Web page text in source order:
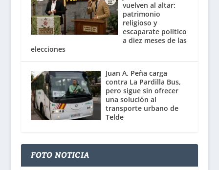
vuelven al altar:
patrimonio
religioso y
escaparate político
a diez meses de las
elecciones
Juan A. Peña carga
contra La Pardilla Bus,
pero sigue sin ofrecer
una solución al
transporte urbano de
Telde
FOTO NOTICIA